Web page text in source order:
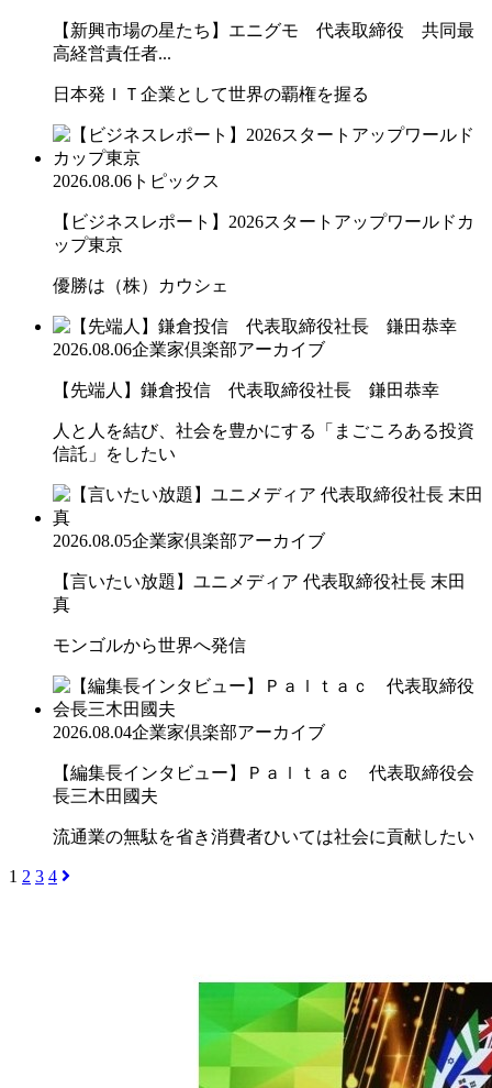
【新興市場の星たち】エニグモ 代表取締役 共同最
高経営責任者...
日本発ＩＴ企業として世界の覇権を握る
2026.08.06 トピックス
【ビジネスレポート】2026スタートアップワールドカ
ップ東京
優勝は（株）カウシェ
2026.08.06企業家倶楽部アーカイブ
【先端人】鎌倉投信 代表取締役社長 鎌田恭幸
人と人を結び、社会を豊かにする「まごころある投資
信託」をしたい
2026.08.05企業家倶楽部アーカイブ
【言いたい放題】ユニメディア 代表取締役社長 末田
真
モンゴルから世界へ発信
2026.08.04企業家倶楽部アーカイブ
【編集長インタビュー】Ｐａｌｔａｃ 代表取締役会
長三木田國夫
流通業の無駄を省き消費者ひいては社会に貢献したい
1 2 3 4